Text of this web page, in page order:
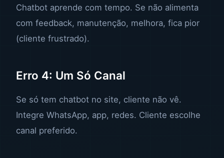
Chatbot aprende com tempo. Se não alimenta
com feedback, manutenção, melhora, fica pior
(cliente frustrado).
Erro 4: Um Só Canal
Se só tem chatbot no site, cliente não vê.
Integre WhatsApp, app, redes. Cliente escolhe
canal preferido.